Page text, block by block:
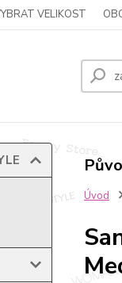
VELIKOST
Úvod